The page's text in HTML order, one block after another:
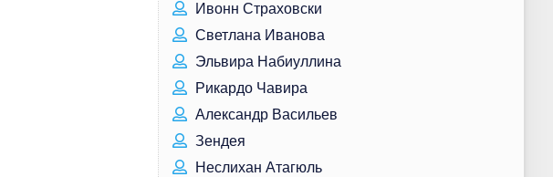
Ивонн Страховски
Светлана Иванова
Эльвира Набиуллина
Рикардо Чавира
Александр Васильев
Зендея
Неслихан Атагюль